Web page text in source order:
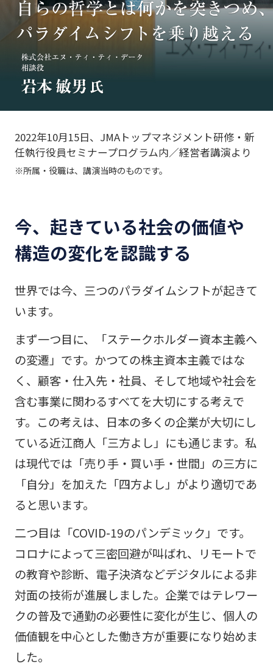
2022年10月15日、JMAトップマネジメント研修・新
任執行役員セミナープログラム内／経営者講演より
※所属・役職は、講演当時のものです。
今、起きている社会の価値や
構造の変化を認識する
世界では今、三つのパラダイムシフトが起きて
います。
まず一つ目に、「ステークホルダー資本主義へ
の変遷」です。かつての株主資本主義ではな
く、顧客・仕入先・社員、そして地域や社会を
含む事業に関わるすべてを大切にする考えで
す。この考えは、日本の多くの企業が大切にし
ている近江商人「三方よし」にも通じます。私
は現代では「売り手・買い手・世間」の三方に
「自分」を加えた「四方よし」がより適切であ
ると思います。
二つ目は「COVID-19のパンデミック」です。
コロナによって三密回避が叫ばれ、リモートで
の教育や診断、電子決済などデジタルによる非
対面の技術が進展しました。企業ではテレワー
クの普及で通勤の必要性に変化が生じ、個人の
価値観を中心とした働き方が重要になり始めま
した。